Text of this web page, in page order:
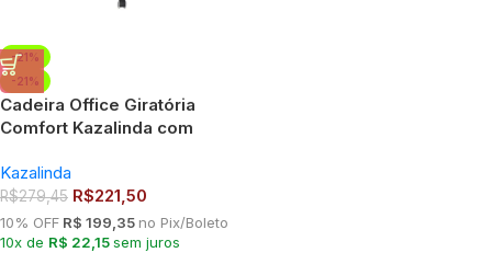
-21%
-21%
Cadeira Office Giratória
Comfort Kazalinda com
Kazalinda
R$279,45 R$221,50
10% OFF R$ 199,35 no Pix/Boleto
10x de R$ 22,15sem juros